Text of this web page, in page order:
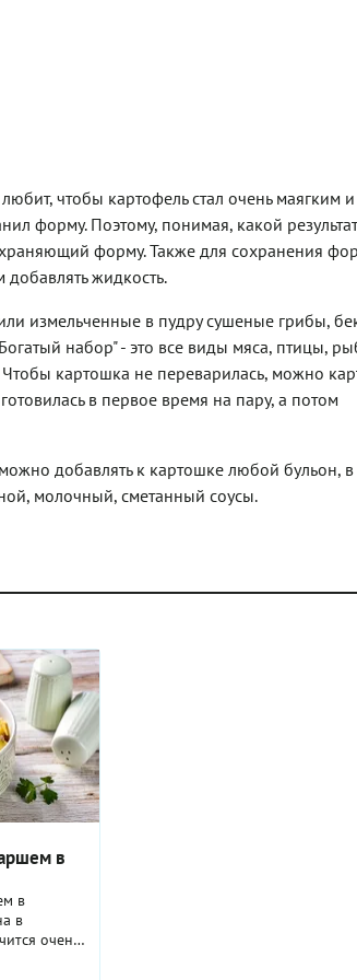
будут рады обнаружить
тарелке подобный
сопровождающий
стейк или
курочку.
не надо, и в
привлекательно. Но
обязательно.
чтобы картофель стал очень маягким
форму. Поэтому, понимая, какой
форму. Также для сохранения
жидкость.
измельченные в пудру сушеные грибы,
набор" - это все виды мяса, птицы,
картошка не переварилась, можно
в первое время на пару, а потом
добавлять к картошке любой бульон,
молочный, сметанный соусы.
в
в
в
очень